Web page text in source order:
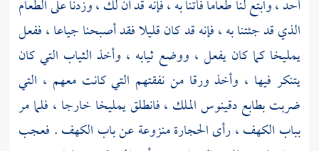
أحد ، وابتع لنا طعاما فأتنا به ، فإنه قد آن لك ، وزدنا على الطعام
الذي قد جئتنا به ، فإنه قد كان قليلا فقد أصبحنا جياعا ، ففعل
يمليخاكما كان يفعل ، ووضع ثيابه ، وأخذ الثياب التي كان
يتنكر فيها ، وأخذ ورقا من نفقتهم التي كانت معهم ، التي
ضربت بطابعدقينوسالملك ، فانطلقيمليخا خارجا ، فلما مر
بباب الكهف ، رأى الحجارة منزوعة عن باب الكهف . فعجب